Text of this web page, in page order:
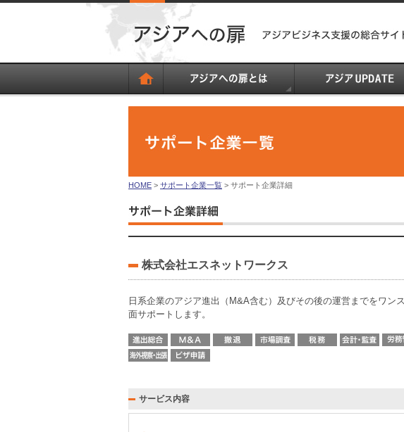
HOME > サポート企業一覧 > サポート企業詳細
株式会社エスネットワークス
日系企業のアジア進出（M&A含む）及びその後の運営までをワン
面サポートします。
サービス内容